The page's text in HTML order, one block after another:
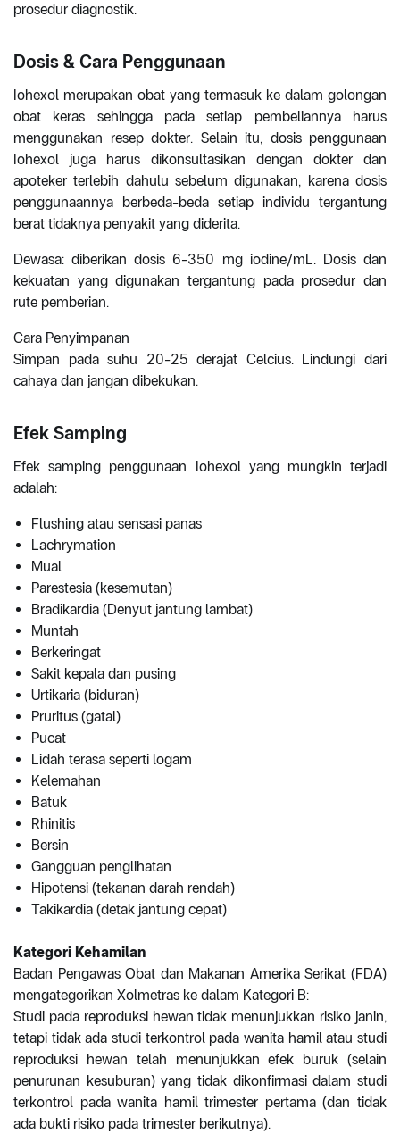
prosedur diagnostik.
Dosis & Cara Penggunaan
Iohexol merupakan obat yang termasuk ke dalam golongan
obat keras sehingga pada setiap pembeliannya harus
menggunakan resep dokter. Selain itu, dosis penggunaan
Iohexol juga harus dikonsultasikan dengan dokter dan
apoteker terlebih dahulu sebelum digunakan, karena dosis
penggunaannya berbeda-beda setiap individu tergantung
berat tidaknya penyakit yang diderita.
Dewasa: diberikan dosis 6-350 mg iodine/mL. Dosis dan
kekuatan yang digunakan tergantung pada prosedur dan
rute pemberian.
Cara Penyimpanan
Simpan pada suhu 20-25 derajat Celcius. Lindungi dari
cahaya dan jangan dibekukan.
Efek Samping
Efek samping penggunaan Iohexol yang mungkin terjadi
adalah:
Flushing atau sensasi panas
Lachrymation
Mual
Parestesia (kesemutan)
Bradikardia (Denyut jantung lambat)
Muntah
Berkeringat
Sakit kepala dan pusing
Urtikaria (biduran)
Pruritus (gatal)
Pucat
Lidah terasa seperti logam
Kelemahan
Batuk
Rhinitis
Bersin
Gangguan penglihatan
Hipotensi (tekanan darah rendah)
Takikardia (detak jantung cepat)
Kategori Kehamilan
Badan Pengawas Obat dan Makanan Amerika Serikat (FDA)
mengategorikan Xolmetras ke dalam Kategori B:
Studi pada reproduksi hewan tidak menunjukkan risiko janin,
tetapi tidak ada studi terkontrol pada wanita hamil atau studi
reproduksi hewan telah menunjukkan efek buruk (selain
penurunan kesuburan) yang tidak dikonfirmasi dalam studi
terkontrol pada wanita hamil trimester pertama (dan tidak
ada bukti risiko pada trimester berikutnya).